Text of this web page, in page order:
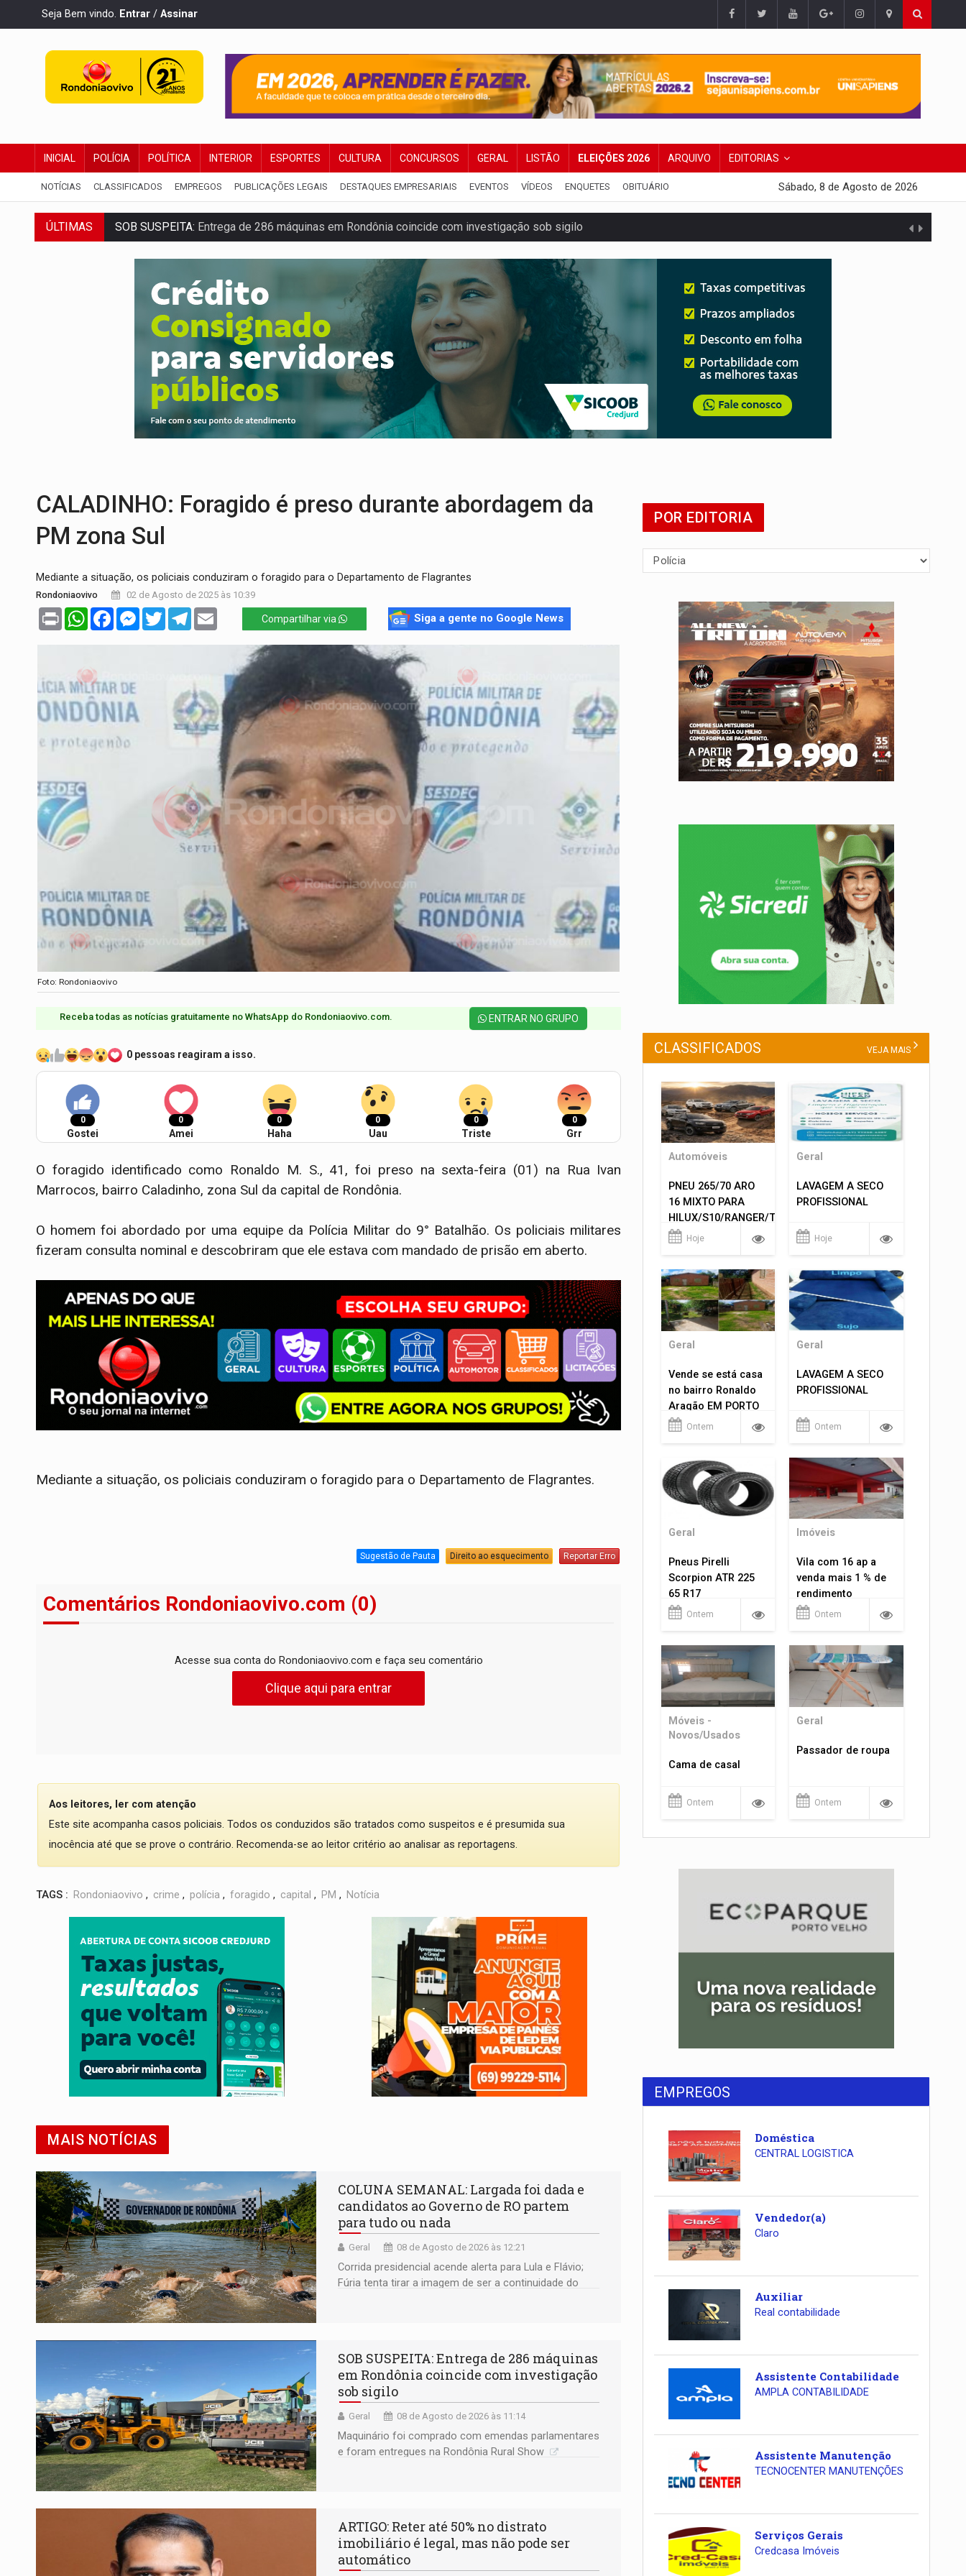
Seja Bem vindo. Entrar / Assinar
INICIAL POLÍCIA POLÍTICA INTERIOR ESPORTES CULTURA CONCURSOS GERAL LISTÃO ELEIÇÕES 2026 ARQUIVO EDITORIAS
NOTÍCIAS CLASSIFICADOS EMPREGOS PUBLICAÇÕES LEGAIS DESTAQUES EMPRESARIAIS EVENTOS VÍDEOS ENQUETES OBITUÁRIO Sábado, 8 de Agosto de 2026
ÚLTIMAS
Veja as mais de 200 ações de Marcos Rogério para Rondônia
EXPANSÃO: Grupo Nova Era amplia presença em PVH e transforma Aramix em Super Nova Era
ROTA GLOBAL:PCC amplia presença internacional e transforma Brasil em corredor da cocaína
CONEXÃO RONDONIAOVIVO: Museólogo Antônio Ocampo conduz a história de uma ferrovia desgovernada
EXTENSÃO DE DANOS: Ferroviários pedem ao Iphan recuperação de área atingida por erosão na EFMM
VARIANDO O CARDÁPIO: Veja essa receita de carne assada para o almoço e o jantar
PREJUÍZO AOS ESTUDANTES:Greve dos professores em PVH é considerada ilegal pela Justiça
CALADINHO: Foragido é preso durante abordagem da
PM zona Sul
Mediante a situação, os policiais conduziram o foragido para o Departamento de Flagrantes
Rondoniaovivo 02 de Agosto de 2025 às 10:39
Print WhatsAppFacebookMessenger
TwitterTelegram Compartilhar via Siga a gente no Google News
Foto: Rondoniaovivo
Receba todas as notícias gratuitamente no WhatsApp do Rondoniaovivo.com.​ ENTRAR NO GRUPO
0 pessoas reagiram a isso.
0
Gostei
0
Amei
0
Haha
0
Uau
0
Triste
0
Grr
O foragido identificado como Ronaldo M. S., 41, foi preso na sexta-feira (01) na Rua Ivan
Marrocos, bairro Caladinho, zona Sul da capital de Rondônia.
O homem foi abordado por uma equipe da Polícia Militar do 9° Batalhão. Os policiais militares
fizeram consulta nominal e descobriram que ele estava com mandado de prisão em aberto.
Mediante a situação, os policiais conduziram o foragido para o Departamento de Flagrantes.
Sugestão de Pauta Direito ao esquecimento Reportar Erro
Comentários Rondoniaovivo.com (0)
Acesse sua conta do Rondoniaovivo.com e faça seu comentário
Clique aqui para entrar
Aos leitores, ler com atenção
Este site acompanha casos policiais. Todos os conduzidos são tratados como suspeitos e é presumida sua
inocência até que se prove o contrário. Recomenda-se ao leitor critério ao analisar as reportagens.
TAGS : Rondoniaovivo , crime , polícia , foragido , capital , PM , Notícia
MAIS NOTÍCIAS
COLUNA SEMANAL: Largada foi dada e
candidatos ao Governo de RO partem
para tudo ou nada
Geral 08 de Agosto de 2026 às 12:21
Corrida presidencial acende alerta para Lula e Flávio;
Fúria tenta tirar a imagem de ser a continuidade do
SOB SUSPEITA: Entrega de 286 máquinas
em Rondônia coincide com investigação
sob sigilo
Geral 08 de Agosto de 2026 às 11:14
Maquinário foi comprado com emendas parlamentares
e foram entregues na Rondônia Rural Show
ARTIGO: Reter até 50% no distrato
imobiliário é legal, mas não pode ser
automático
POR EDITORIA
CLASSIFICADOS VEJA MAIS
Automóveis
PNEU 265/70 ARO
16 MIXTO PARA
HILUX/S10/RANGER/TRITON
ETC... MONTAGEM
Hoje
Geral
LAVAGEM A SECO
PROFISSIONAL
Hoje
Geral
Vende se está casa
no bairro Ronaldo
Aragão EM PORTO
VELHO RO.
Ontem
Geral
LAVAGEM A SECO
PROFISSIONAL
Ontem
Geral
Pneus Pirelli
Scorpion ATR 225
65 R17
Ontem
Imóveis
Vila com 16 ap a
venda mais 1 % de
rendimento
Ontem
Móveis -
Novos/Usados
Cama de casal
Ontem
Geral
Passador de roupa
Ontem
EMPREGOS
Doméstica
CENTRAL LOGISTICA
Vendedor(a)
Claro
Auxiliar
Real contabilidade
Assistente Contabilidade
AMPLA CONTABILIDADE
Assistente Manutenção
TECNOCENTER MANUTENÇÕES
Serviços Gerais
Credcasa Imóveis